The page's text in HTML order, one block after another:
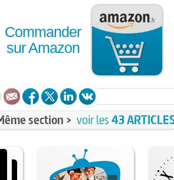
Commander
sur Amazon
section > voir les43